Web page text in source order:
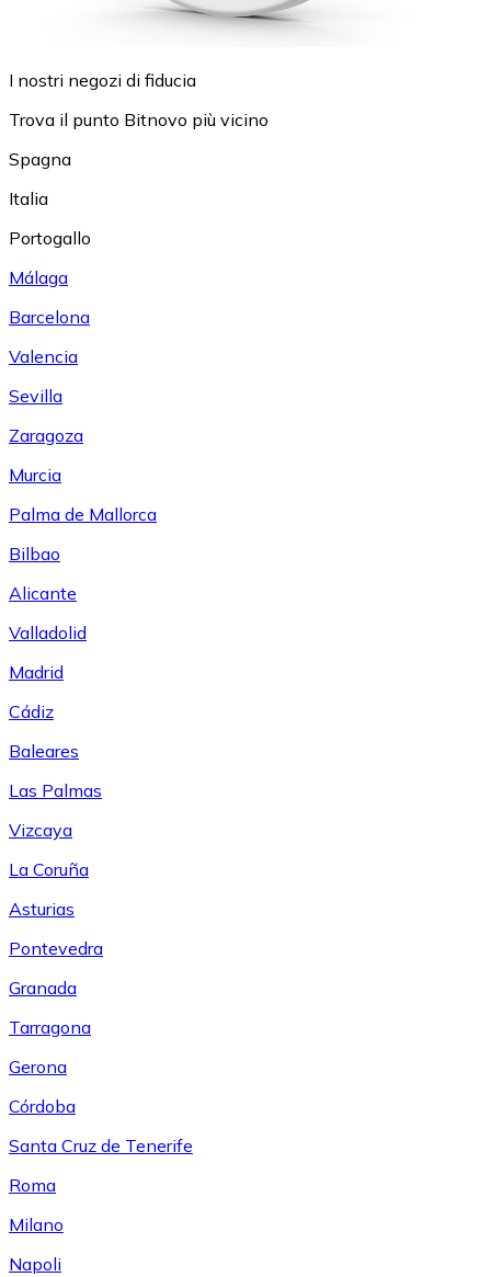
I nostri negozi di fiducia
Trova il punto Bitnovo più vicino
Spagna
Italia
Portogallo
Málaga
Barcelona
Valencia
Sevilla
Zaragoza
Murcia
Palma de Mallorca
Bilbao
Alicante
Valladolid
Madrid
Cádiz
Baleares
Las Palmas
Vizcaya
La Coruña
Asturias
Pontevedra
Granada
Tarragona
Gerona
Córdoba
Santa Cruz de Tenerife
Roma
Milano
Napoli